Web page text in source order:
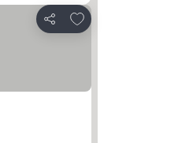
Compartir
Agregar a favoritos